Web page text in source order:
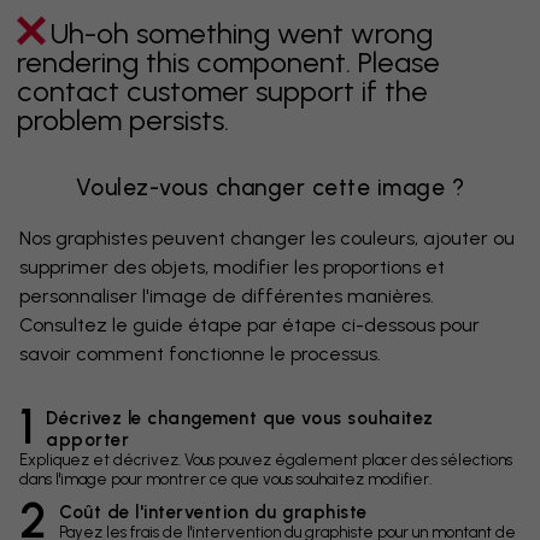
Uh-oh something went wrong
rendering this component. Please
contact customer support if the
problem persists.
Voulez-vous changer cette image ?
Nos graphistes peuvent changer les couleurs, ajouter ou
supprimer des objets, modifier les proportions et
personnaliser l'image de différentes manières.
Consultez le guide étape par étape ci-dessous pour
savoir comment fonctionne le processus.
1
Décrivez le changement que vous souhaitez
apporter
Expliquez et décrivez. Vous pouvez également placer des sélections
dans l'image pour montrer ce que vous souhaitez modifier.
2 Coût de l'intervention du graphiste
Payez les frais de l'intervention du graphiste pour un montant de